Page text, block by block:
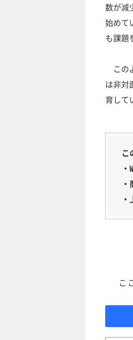
数が減
始めて
も課題
この
は非対
育して
こ
こ